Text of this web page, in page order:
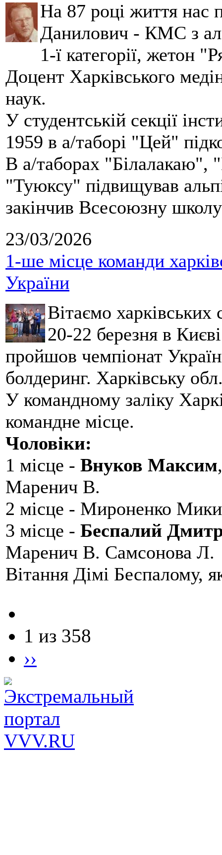
На 87 році життя нас
Данилович - КМС з
1-ї категорії, жетон
Доцент Харківського
наук.
У студентській секції
1959 в а/таборі "Цей"
В а/таборах "Білалакаю",
"Туюксу" підвищував
закінчив Всесоюзну
23/03/2026
1-ше місце команди
України
Вітаємо
20-22 березня в
пройшов чемпіонат
болдеринг. Харківську
У командному заліку
командне місце.
Чоловіки:
1 місце - Внуков Максим
Маренич В.
2 місце - Мироненко
3 місце - Беспалий
Маренич В. Самсонова Л.
Вітання Дімі Беспалому,
1 из 358
››